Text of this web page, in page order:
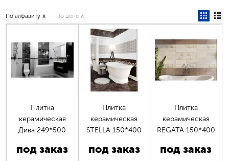
По алфавиту ∧ По цене ∧
Плитка
керамическая
Дива 249*500
под заказ
Плитка
керамическая
STELLA 150*400
под заказ
Плитка
керамическая
REGATA 150*400
под заказ